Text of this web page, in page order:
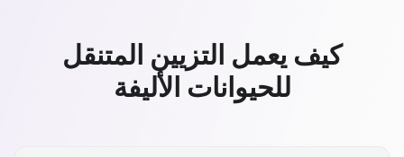
كيف يعمل التزيين المتنقل
للحيوانات الأليفة